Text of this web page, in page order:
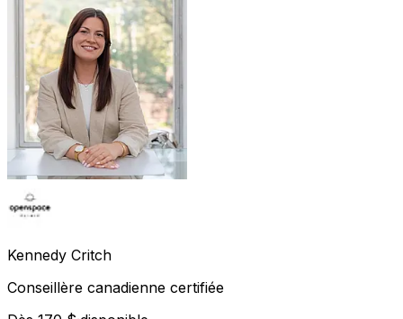
Kennedy Critch
Conseillère canadienne certifiée